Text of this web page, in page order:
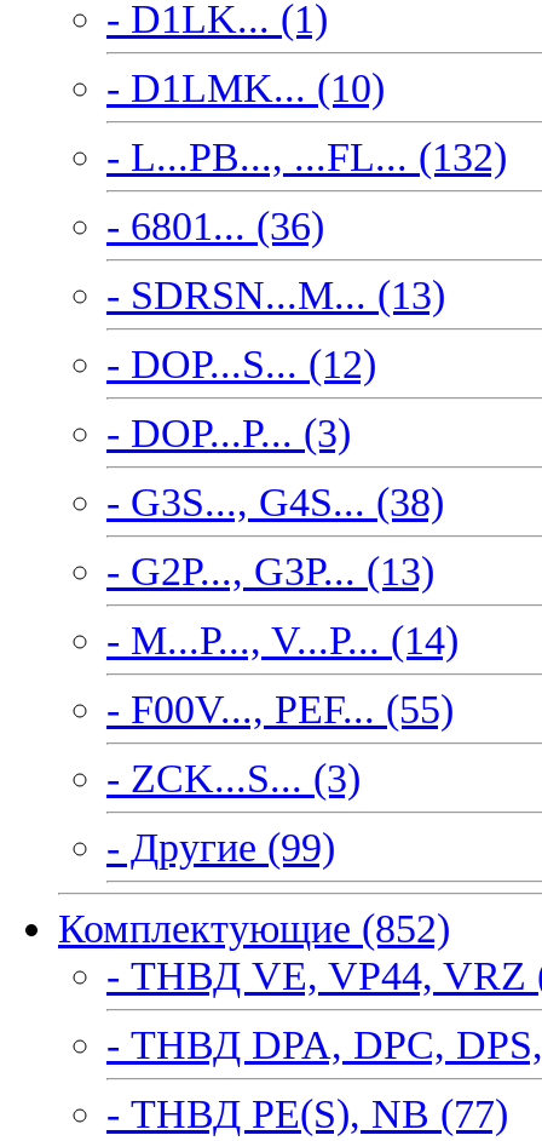
- D1LK... (1)
- D1LMK... (10)
- L...PB..., ...FL... (132)
- 6801... (36)
- SDRSN...M... (13)
- DOP...S... (12)
- DOP...P... (3)
- G3S..., G4S... (38)
- G2P..., G3P... (13)
- M...P..., V...P... (14)
- F00V..., PEF... (55)
- ZCK...S... (3)
- Другие (99)
Комплектующие (852)
- ТНВД VE, VP44, VRZ
- ТНВД DPA, DPC,
- ТНВД PE(S), NB (77)